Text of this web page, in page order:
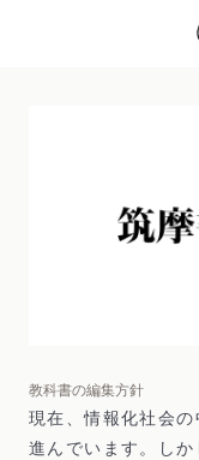
教科書の編集方針
現在、情報化社会の
進んでいます。し